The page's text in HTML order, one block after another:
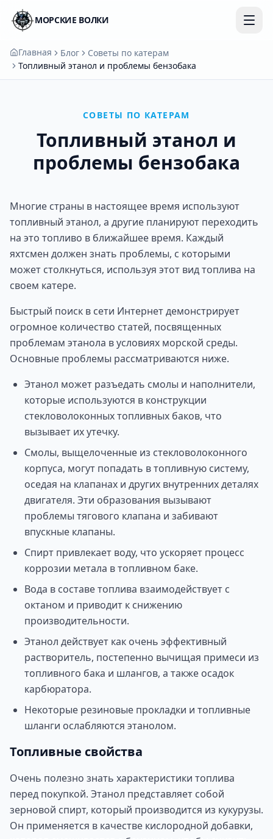
МОРСКИЕ ВОЛКИ
Главная Блог
Советы по катерам
Топливный этанол и проблемы бензобака
СОВЕТЫ ПО КАТЕРАМ
Топливный этанол и
проблемы бензобака
Многие страны в настоящее время используют
топливный этанол, а другие планируют переходить
на это топливо в ближайшее время. Каждый
яхтсмен должен знать проблемы, с которыми
может столкнуться, используя этот вид топлива на
своем катере.
Быстрый поиск в сети Интернет демонстрирует
огромное количество статей, посвященных
проблемам этанола в условиях морской среды.
Основные проблемы рассматриваются ниже.
Этанол может разъедать смолы и наполнители,
которые используются в конструкции
стекловолоконных топливных баков, что
вызывает их утечку.
Смолы, выщелоченные из стекловолоконного
корпуса, могут попадать в топливную систему,
оседая на клапанах и других внутренних деталях
двигателя. Эти образования вызывают
проблемы тягового клапана и забивают
впускные клапаны.
Спирт привлекает воду, что ускоряет процесс
коррозии метала в топливном баке.
Вода в составе топлива взаимодействует с
октаном и приводит к снижению
производительности.
Этанол действует как очень эффективный
растворитель, постепенно вычищая примеси из
топливного бака и шлангов, а также осадок
карбюратора.
Некоторые резиновые прокладки и топливные
шланги ослабляются этанолом.
Топливные свойства
Очень полезно знать характеристики топлива
перед покупкой. Этанол представляет собой
зерновой спирт, который производится из кукурузы.
Он применяется в качестве кислородной добавки,